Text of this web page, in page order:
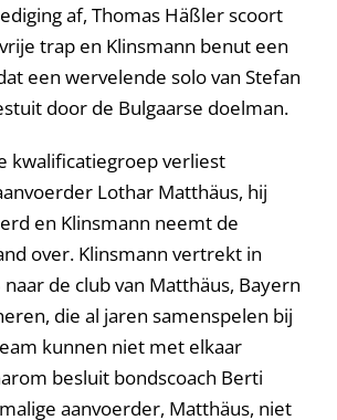
af, Thomas Häßler scoort
trap en Klinsmann benut een
een wervelende solo van Stefan
door de Bulgaarse doelman.
kwalificatiegroep verliest
Lothar Matthäus, hij
en Klinsmann neemt de
over. Klinsmann vertrekt in
de club van Matthäus, Bayern
die al jaren samenspelen bij
kunnen niet met elkaar
besluit bondscoach Berti
aanvoerder, Matthäus, niet